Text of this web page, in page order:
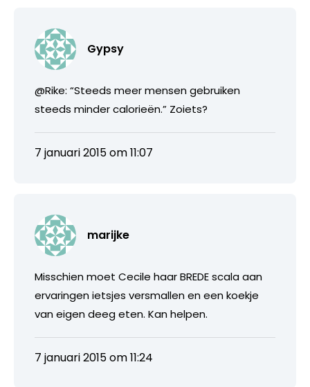
Gypsy
@Rike: “Steeds meer mensen gebruiken
steeds minder calorieën.” Zoiets?
7 januari 2015 om 11:07
marijke
Misschien moet Cecile haar BREDE scala aan
ervaringen ietsjes versmallen en een koekje
van eigen deeg eten. Kan helpen.
7 januari 2015 om 11:24